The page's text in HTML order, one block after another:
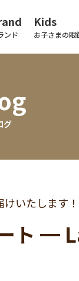
ンド
Kids
お子さまの眼
グ
いたします！
ート ━